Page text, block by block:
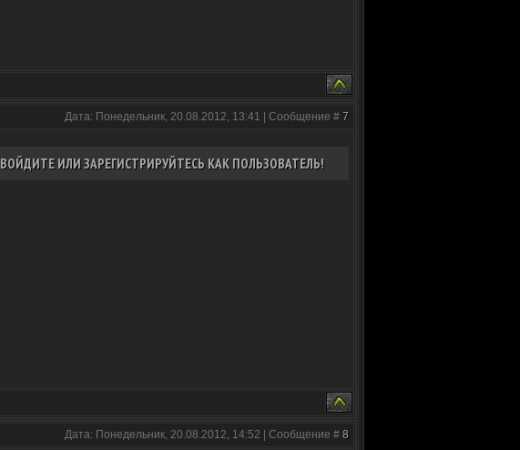
Дата: Понедельник, 20.08.2012, 13:41 | Сообщение # 7
ВОЙДИТЕ ИЛИ ЗАРЕГИСТРИРУЙТЕСЬ КАК ПОЛЬЗОВАТЕЛЬ!
Дата: Понедельник, 20.08.2012, 14:52 | Сообщение # 8